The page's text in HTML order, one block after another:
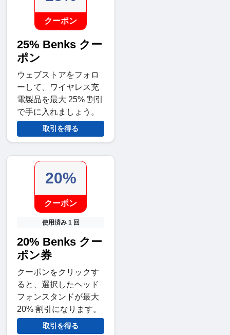
クーポン
25% Benks クー
ポン
ウェブストアをフォロ
ーして、ワイヤレス充
電製品を最大 25% 割引
で手に入れましょう。
取引を得る
20%
クーポン
使用済み 1 回
20% Benks クー
ポン券
クーポンをクリックす
ると、選択したヘッド
フォンスタンドが最大
20% 割引になります。
取引を得る